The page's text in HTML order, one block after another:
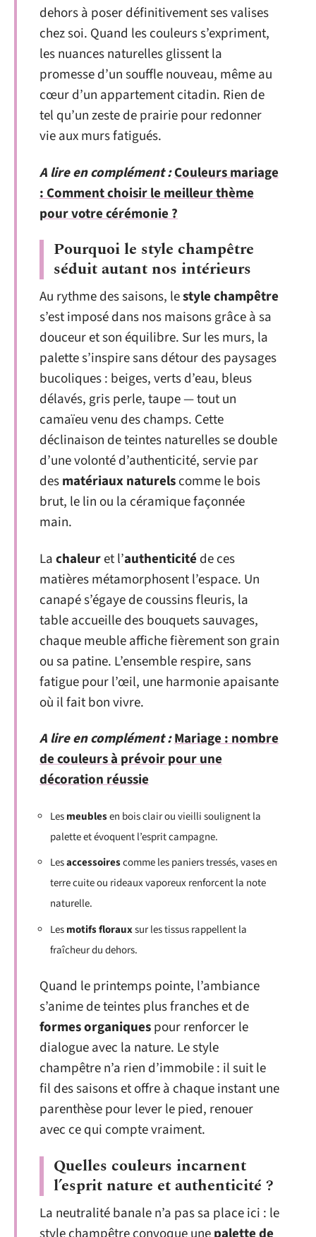
dehors à poser définitivement ses valises
chez soi. Quand les couleurs s’expriment,
les nuances naturelles glissent la
promesse d’un souffle nouveau, même au
cœur d’un appartement citadin. Rien de
tel qu’un zeste de prairie pour redonner
vie aux murs fatigués.
A lire en complément :Couleurs mariage
: Comment choisir le meilleur thème
pour votre cérémonie ?
Pourquoi le style champêtre
séduit autant nos intérieurs
Au rythme des saisons, lestyle champêtre
s’est imposé dans nos maisons grâce à sa
douceur et son équilibre. Sur les murs, la
palette s’inspire sans détour des paysages
bucoliques : beiges, verts d’eau, bleus
délavés, gris perle, taupe — tout un
camaïeu venu des champs. Cette
déclinaison de teintes naturelles se double
d’une volonté d’authenticité, servie par
desmatériaux naturelscomme le bois
brut, le lin ou la céramique façonnée
main.
Lachaleuret l’authenticité de ces
matières métamorphosent l’espace. Un
canapé s’égaye de coussins fleuris, la
table accueille des bouquets sauvages,
chaque meuble affiche fièrement son grain
ou sa patine. L’ensemble respire, sans
fatigue pour l’œil, une harmonie apaisante
où il fait bon vivre.
A lire en complément :Mariage : nombre
de couleurs à prévoir pour une
décoration réussie
Lesmeublesen bois clair ou vieilli soulignent la
palette et évoquent l’esprit campagne.
Lesaccessoirescomme les paniers tressés, vases en
terre cuite ou rideaux vaporeux renforcent la note
naturelle.
Lesmotifs florauxsur les tissus rappellent la
fraîcheur du dehors.
Quand le printemps pointe, l’ambiance
s’anime de teintes plus franches et de
formes organiquespour renforcer le
dialogue avec la nature. Le style
champêtre n’a rien d’immobile : il suit le
fil des saisons et offre à chaque instant une
parenthèse pour lever le pied, renouer
avec ce qui compte vraiment.
Quelles couleurs incarnent
l’esprit nature et authenticité ?
La neutralité banale n’a pas sa place ici : le